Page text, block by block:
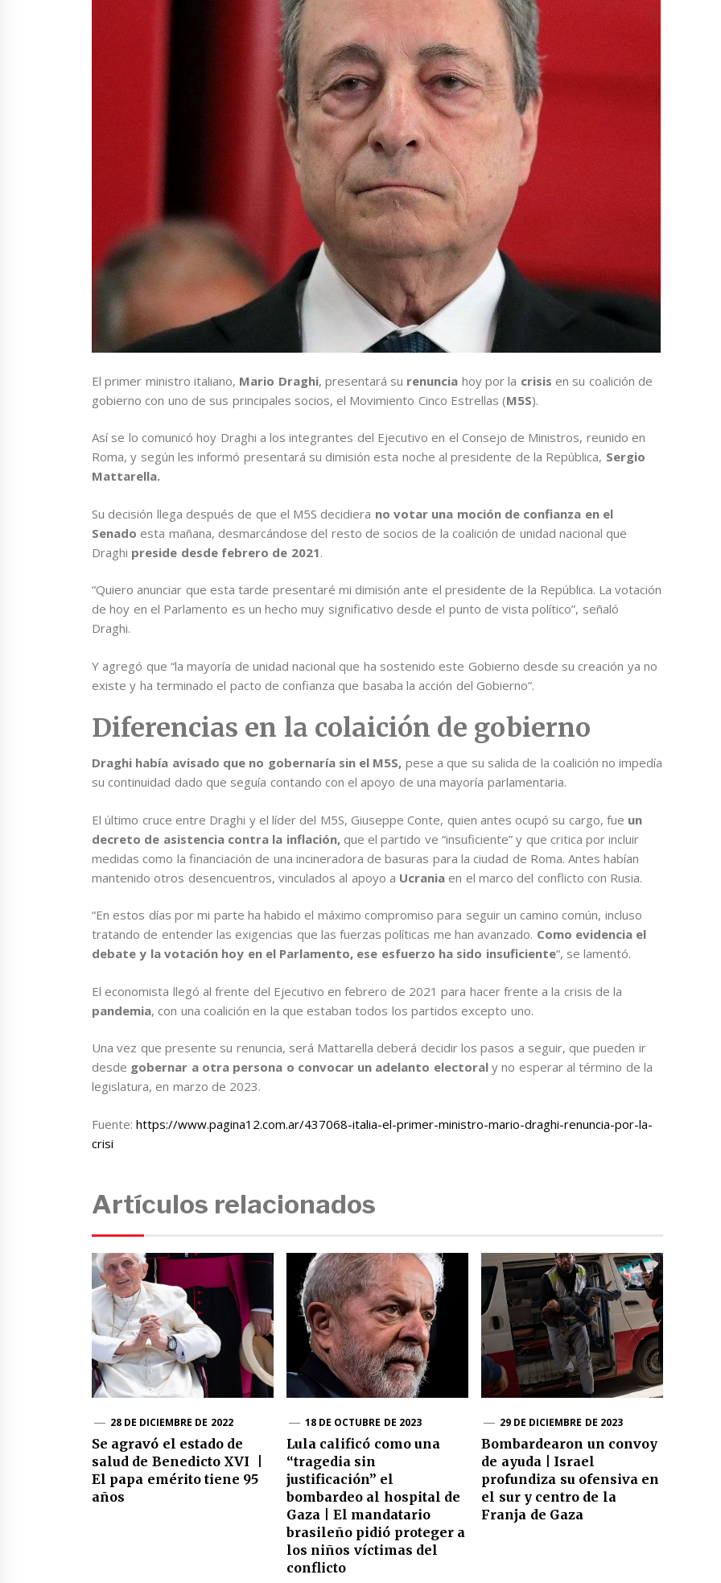
El primer ministro italiano, Mario Draghi, presentará su renuncia hoy por la crisis en su coalición de
gobierno con uno de sus principales socios, el Movimiento Cinco Estrellas (M5S).
Así se lo comunicó hoy Draghi a los integrantes del Ejecutivo en el Consejo de Ministros, reunido en
Roma, y según les informó presentará su dimisión esta noche al presidente de la República, Sergio
Mattarella.
Su decisión llega después de que el M5S decidiera no votar una moción de confianza en el
Senadoesta mañana, desmarcándose del resto de socios de la coalición de unidad nacional que
Draghi preside desde febrero de 2021.
“Quiero anunciar que esta tarde presentaré mi dimisión ante el presidente de la República. La votación
de hoy en el Parlamento es un hecho muy significativo desde el punto de vista político”, señaló
Draghi.
Y agregó que “la mayoría de unidad nacional que ha sostenido este Gobierno desde su creación ya no
existe y ha terminado el pacto de confianza que basaba la acción del Gobierno”.
Diferencias en la colaición de gobierno
Draghi había avisado que no gobernaría sin el M5S, pese a que su salida de la coalición no impedía
su continuidad dado que seguía contando con el apoyo de una mayoría parlamentaria.
El último cruce entre Draghi y el líder del M5S, Giuseppe Conte, quien antes ocupó su cargo, fue un
decreto de asistencia contra la inflación,que el partido ve “insuficiente” y que critica por incluir
medidas como la financiación de una incineradora de basuras para la ciudad de Roma. Antes habían
mantenido otros desencuentros, vinculados al apoyo a Ucraniaen el marco del conflicto con Rusia.
“En estos días por mi parte ha habido el máximo compromiso para seguir un camino común, incluso
tratando de entender las exigencias que las fuerzas políticas me han avanzado. Como evidencia el
debate y la votación hoy en el Parlamento, ese esfuerzo ha sido insuficiente“, se lamentó.
El economista llegó al frente del Ejecutivo en febrero de 2021 para hacer frente a la crisis de la
pandemia, con una coalición en la que estaban todos los partidos excepto uno.
Una vez que presente su renuncia, será Mattarella deberá decidir los pasos a seguir, que pueden ir
desde gobernar a otra persona o convocar un adelanto electoraly no esperar al término de la
legislatura, en marzo de 2023.
Fuente:https://www.pagina12.com.ar/437068-italia-el-primer-ministro-mario-draghi-renuncia-por-la-
crisi
Artículos relacionados
28 DE DICIEMBRE DE 2022
Se agravó el estado de
salud de Benedicto XVI |
El papa emérito tiene 95
años
18 DE OCTUBRE DE 2023
Lula calificó como una
“tragedia sin
justificación” el
bombardeo al hospital de
Gaza | El mandatario
brasileño pidió proteger a
los niños víctimas del
conflicto
29 DE DICIEMBRE DE 2023
Bombardearon un convoy
de ayuda | Israel
profundiza su ofensiva en
el sur y centro de la
Franja de Gaza